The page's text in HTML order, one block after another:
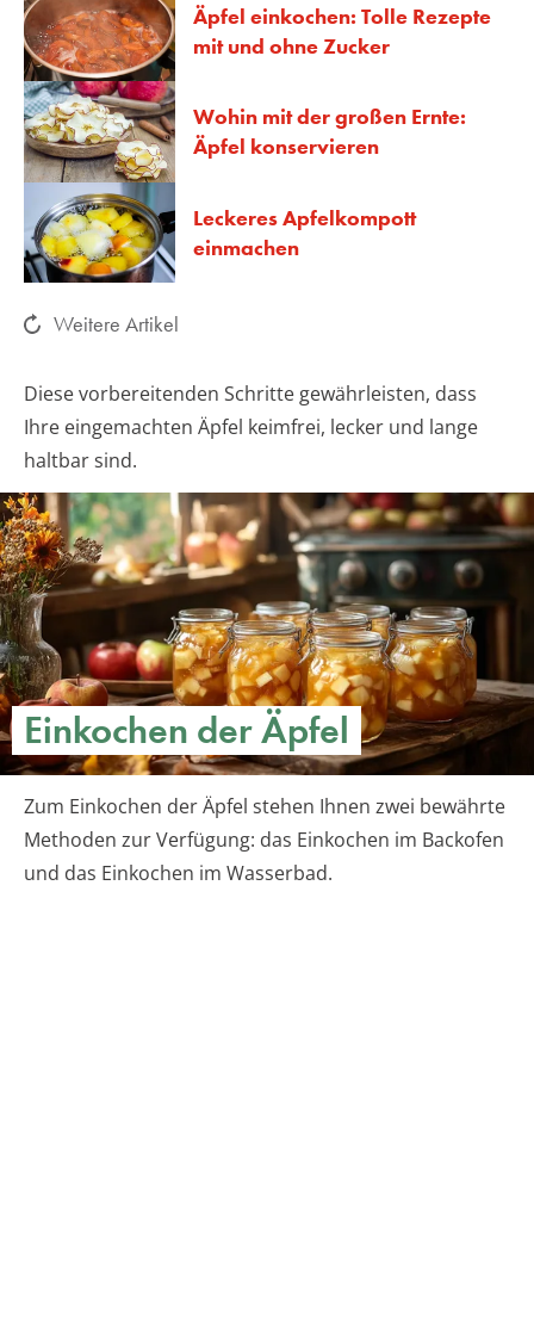
Äpfel einkochen: Tolle Rezepte
mit und ohne Zucker
Wohin mit der großen Ernte:
Äpfel konservieren
Leckeres Apfelkompott
einmachen
Weitere Artikel
Diese vorbereitenden Schritte gewährleisten, dass
Ihre eingemachten Äpfel keimfrei, lecker und lange
haltbar sind.
Einkochen der Äpfel
Zum Einkochen der Äpfel stehen Ihnen zwei bewährte
Methoden zur Verfügung: das Einkochen im Backofen
und das Einkochen im Wasserbad.